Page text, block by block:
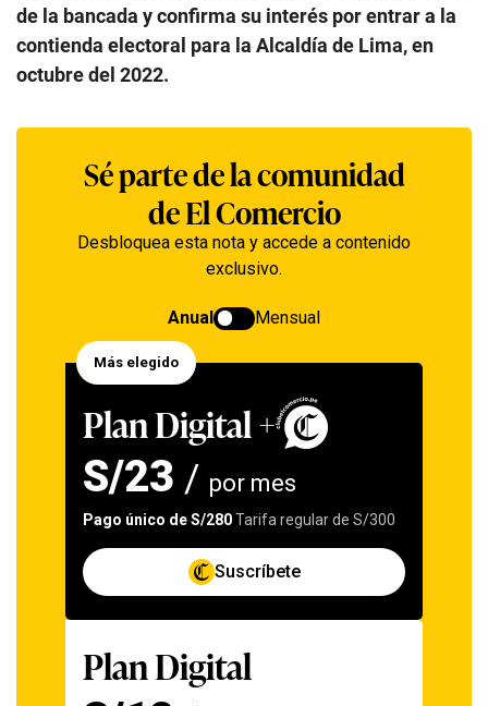
de la bancada y confirma su interés por entrar a la
contienda electoral para la Alcaldía de Lima, en
octubre del 2022.